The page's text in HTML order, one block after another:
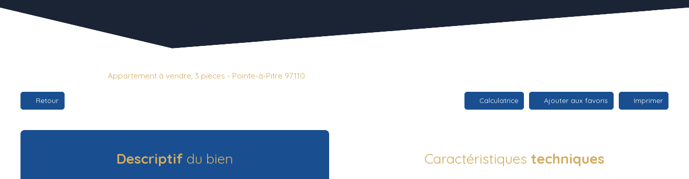
Appartement à vendre, 3 pièces - Pointe-à-Pitre 97110
Retour Calculatrice Ajouter aux favoris Imprimer
Descriptif du bien Caractéristiques techniques